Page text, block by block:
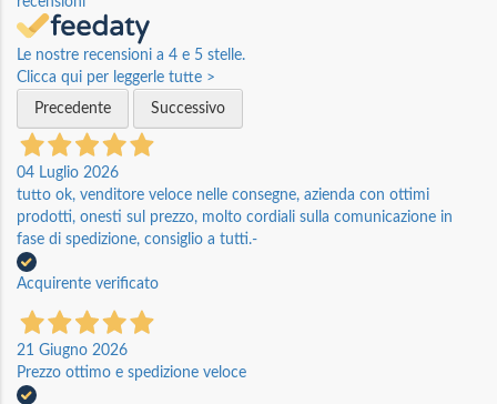
Le nostre recensioni a 4 e 5 stelle.
Clicca qui per leggerle tutte >
Precedente
Successivo
04 Luglio 2026
tutto ok, venditore veloce nelle consegne, azienda con ottimi
prodotti, onesti sul prezzo, molto cordiali sulla comunicazione in
fase di spedizione, consiglio a tutti.-
Acquirente verificato
21 Giugno 2026
Prezzo ottimo e spedizione veloce